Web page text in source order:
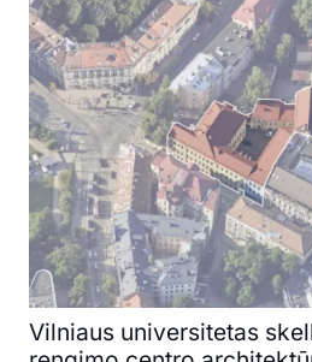
Vilniaus universitetas